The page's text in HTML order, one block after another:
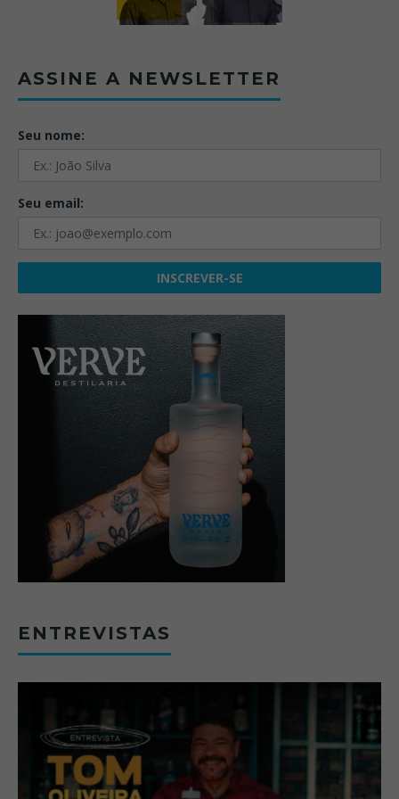
ASSINE A NEWSLETTER
Seu nome:
Seu email:
ENTREVISTAS